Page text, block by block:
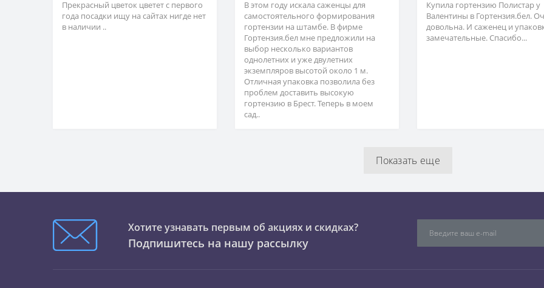
Прекрасный цветок цветет с первого
года посадки ищу на сайтах нигде нет
в наличии ..
В этом году искала саженцы для
самостоятельного формирования
гортензии на штамбе. В фирме
Гортензия.бел мне предложили на
выбор несколько вариантов
однолетних и уже двулетних
экземпляров высотой около 1 м.
Отличная упаковка позволила без
проблем доставить высокую
гортензию в Брест. Теперь в моем
сад..
Купила гортензию Полистар у
Валентины в Гортензия.бел.
довольна. И саженец и
замечательные. Спасибо...
Показать еще
Хотите узнавать первым об акциях и скидках?
Подпишитесь на нашу рассылку